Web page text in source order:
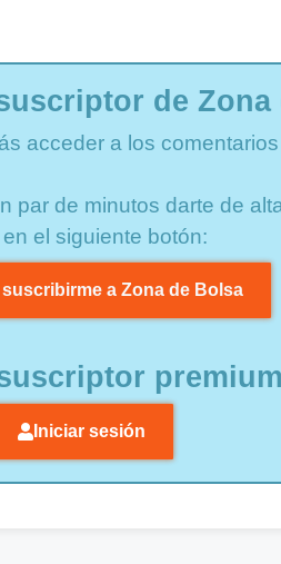
de Zona
acceder a los
par de minutos darte de
el siguiente botón:
a Zona de Bolsa
Iniciar sesión